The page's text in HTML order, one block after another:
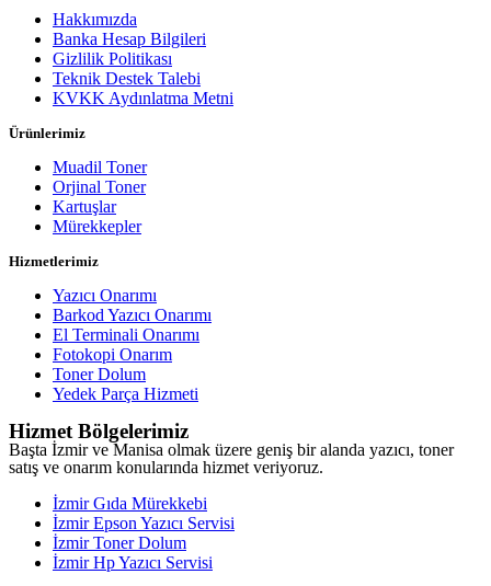
Hakkımızda
Banka Hesap Bilgileri
Gizlilik Politikası
Teknik Destek Talebi
KVKK Aydınlatma Metni
Ürünlerimiz
Muadil Toner
Orjinal Toner
Kartuşlar
Mürekkepler
Hizmetlerimiz
Yazıcı Onarımı
Barkod Yazıcı Onarımı
El Terminali Onarımı
Fotokopi Onarım
Toner Dolum
Yedek Parça Hizmeti
Hizmet Bölgelerimiz
Başta İzmir ve Manisa olmak üzere geniş bir alanda yazıcı, toner
satış ve onarım konularında hizmet veriyoruz.
İzmir Gıda Mürekkebi
İzmir Epson Yazıcı Servisi
İzmir Toner Dolum
İzmir Hp Yazıcı Servisi